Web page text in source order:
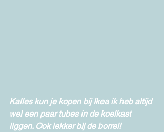
Kalles kun je kopen bij Ikea ik heb altijd
wel een paar tubes in de koelkast
liggen. Ook lekker bij de borrel!